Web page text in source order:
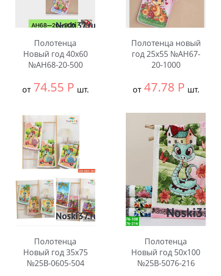
Полотенца
Новый год 40x60
№AH68-20-500
от 74.55 Р шт.
В упаковке:
Количество:
Полотенца новый
год 25x55 №AH67-
20-1000
от 47.78 Р шт.
В упаковке:
20
шт.
Количество:
Полотенца
Новый год 35x75
№25B-0605-504
Полотенца
Новый год 50x100
№25B-5076-216